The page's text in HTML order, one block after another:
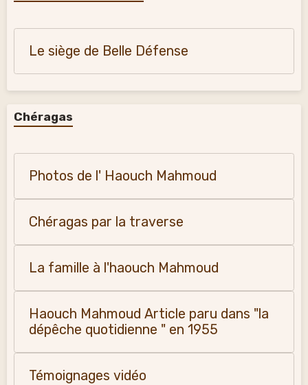
Le siège de Belle Défense
Chéragas
Photos de l' Haouch Mahmoud
Chéragas par la traverse
La famille à l'haouch Mahmoud
Haouch Mahmoud Article paru dans "la
dépêche quotidienne " en 1955
Témoignages vidéo